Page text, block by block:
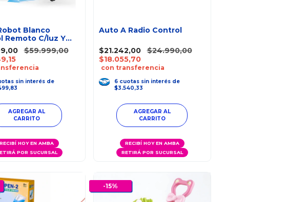
Blanco
Remoto C/luz Y
Robolink$59.999,00
sin interés de
RECIBÍ HOY EN AMBA
POR SUCURSAL
Auto A Radio Control
$21.242,00
$24.990,00
$18.055,70
con transferencia
6 cuotas sin interés de
$3.540,33
RECIBÍ HOY EN AMBA
RETIRÁ POR SUCURSAL
-15%